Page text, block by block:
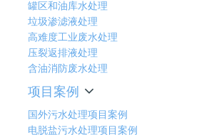
罐区和油库水处理
垃圾渗滤液处理
高难度工业废水处理
压裂返排液处理
含油消防废水处理
项目案例
国外污水处理项目案例
电脱盐污水处理项目案例